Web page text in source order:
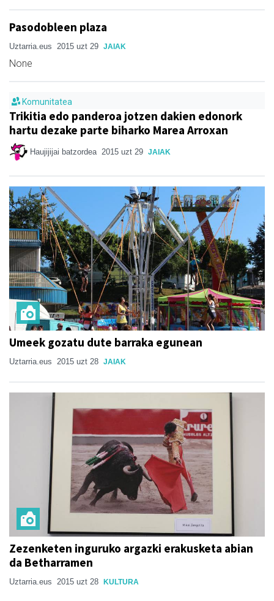
Pasodobleen plaza
Uztarria.eus 2015 uzt 29 JAIAK
None
Komunitatea
Trikitia edo panderoa jotzen dakien edonork
hartu dezake parte biharko Marea Arroxan
Haujijijai batzordea 2015 uzt 29 JAIAK
Umeek gozatu dute barraka egunean
Uztarria.eus 2015 uzt 28 JAIAK
Zezenketen inguruko argazki erakusketa abian
da Betharramen
Uztarria.eus 2015 uzt 28 KULTURA